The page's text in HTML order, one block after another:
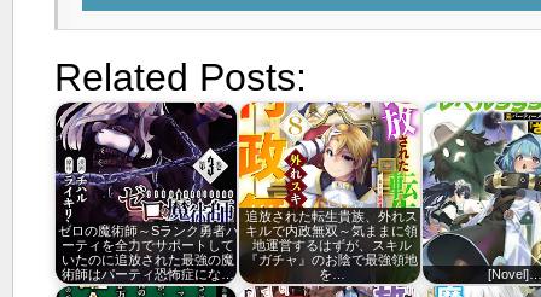
Related Posts:
ゼロの魔術師～Sランク勇者パ
ーティを全力でサポートして
いたのに追放された最強の魔
術師はパーティ恐怖症にな…
追放された転生貴族、外れス
キルで内政無双～気ままに領
地運営するはずが、スキル
『ガチャ』のお陰で最強領地
を…